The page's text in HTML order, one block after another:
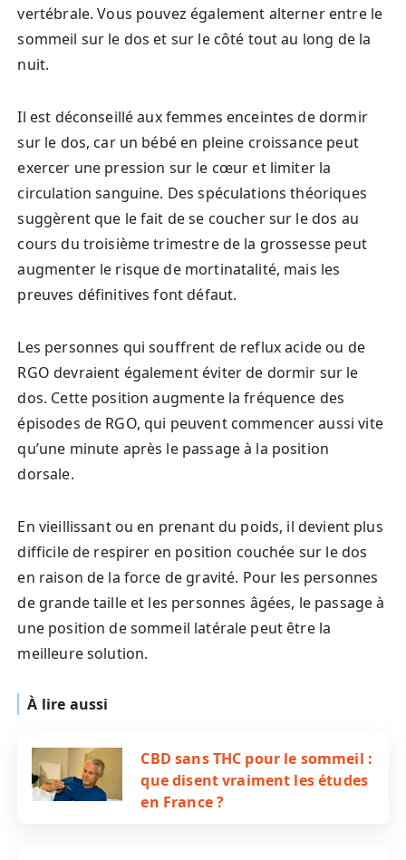
vertébrale. Vous pouvez également alterner entre le
sommeil sur le dos et sur le côté tout au long de la
nuit.
Il est déconseillé aux femmes enceintes de dormir
sur le dos, car un bébé en pleine croissance peut
exercer une pression sur le cœur et limiter la
circulation sanguine. Des spéculations théoriques
suggèrent que le fait de se coucher sur le dos au
cours du troisième trimestre de la grossesse peut
augmenter le risque de mortinatalité, mais les
preuves définitives font défaut.
Les personnes qui souffrent de reflux acide ou de
RGO devraient également éviter de dormir sur le
dos. Cette position augmente la fréquence des
épisodes de RGO, qui peuvent commencer aussi vite
qu’une minute après le passage à la position
dorsale.
En vieillissant ou en prenant du poids, il devient plus
difficile de respirer en position couchée sur le dos
en raison de la force de gravité. Pour les personnes
de grande taille et les personnes âgées, le passage à
une position de sommeil latérale peut être la
meilleure solution.
À lire aussi
CBD sans THC pour le sommeil :
que disent vraiment les études
en France ?